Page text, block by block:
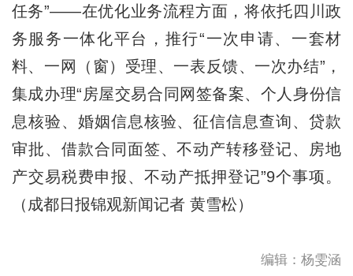
任务”——在优化业务流程方面，将依托四川政
务服务一体化平台，推行“一次申请、一套材
料、一网（窗）受理、一表反馈、一次办结”，
集成办理“房屋交易合同网签备案、个人身份信
息核验、婚姻信息核验、征信信息查询、贷款
审批、借款合同面签、不动产转移登记、房地
产交易税费申报、不动产抵押登记”9个事项。
（成都日报锦观新闻记者 黄雪松）
编辑：杨雯涵